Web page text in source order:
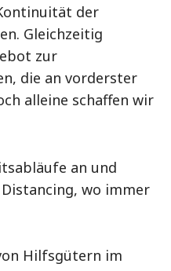
der
Gleichzeitig
zur
die an vorderster
alleine schaffen wir
an und
wo immer
Hilfsgütern im